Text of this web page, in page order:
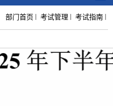
部门首页 考试管理 考试指南